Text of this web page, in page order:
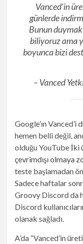
Vanced’in
günlerde
Bunun duymak
biliyoruz ama
boyunca bizi
– Vanced
Google’ın Vanced’i
hemen belli değil,
olduğu YouTubeİki
çevrimdışı olmaya
teste başlamadan
Sadece haftalar
Groovy Discord da
Discord
olanak sağladı.
A’da “Vanced’in